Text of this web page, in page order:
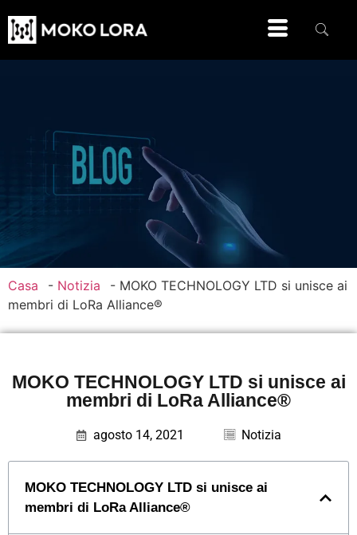
Casa - Notizia - MOKO TECHNOLOGY LTD si unisce ai
membri di LoRa Alliance®
MOKO TECHNOLOGY LTD si unisce ai
membri di LoRa Alliance®
agosto 14, 2021 Notizia
MOKO TECHNOLOGY LTD si unisce ai
membri di LoRa Alliance®